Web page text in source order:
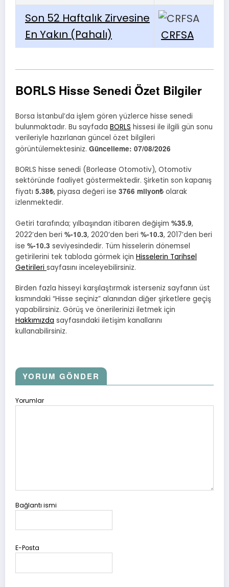
Son 52 Haftalık Zirvesine
En Yakın (Pahalı)
CRFSA
BORLS Hisse Senedi Özet Bilgiler
Borsa İstanbul’da işlem gören yüzlerce hisse senedi
bulunmaktadır. Bu sayfada BORLS hissesi ile ilgili gün sonu
verileriyle hazırlanan güncel özet bilgileri
görüntülemektesiniz. Güncelleme: 07/08/2026
BORLS hisse senedi (Borlease Otomotiv), Otomotiv
sektöründe faaliyet göstermektedir. Şirketin son kapanış
fiyatı 5.38₺, piyasa değeri ise 3766 milyon₺ olarak
izlenmektedir.
Getiri tarafında; yılbaşından itibaren değişim %35.9,
2022’den beri %-10.3, 2020’den beri %-10.3, 2017’den beri
ise %-10.3 seviyesindedir. Tüm hisselerin dönemsel
getirilerini tek tabloda görmek için Hisselerin Tarihsel
Getirileri sayfasını inceleyebilirsiniz.
Birden fazla hisseyi karşılaştırmak isterseniz sayfanın üst
kısmındaki “Hisse seçiniz” alanından diğer şirketlere geçiş
yapabilirsiniz. Görüş ve önerilerinizi iletmek için
Hakkımızda sayfasındaki iletişim kanallarını
kullanabilirsiniz.
YORUM GÖNDER
Yorumlar
Bağlantı ismi
E-Posta